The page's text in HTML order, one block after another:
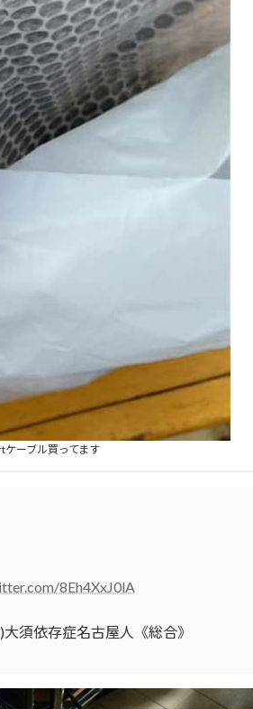
ケーブル買ってます
8Eh4XxJ0lA
須依存症名古屋人《総合》